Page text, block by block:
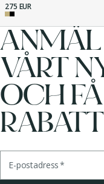
275 EUR
VÅRT
OCH
E-postadress*